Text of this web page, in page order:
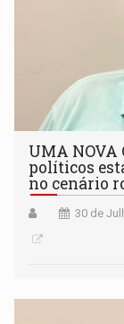
UMA NOVA
políticos
no cenário
30 de